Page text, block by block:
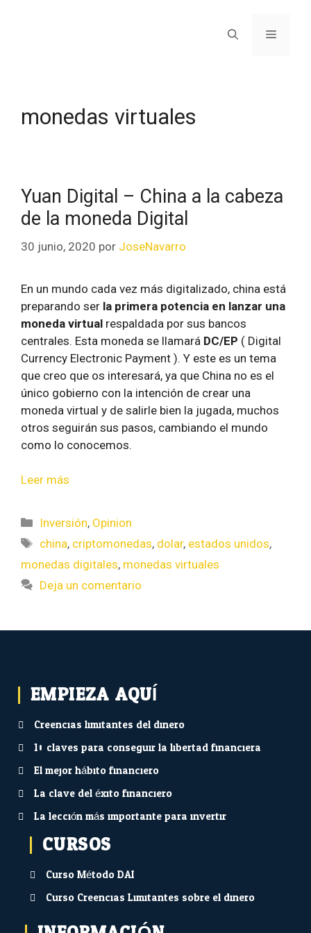
monedas virtuales
Yuan Digital – China a la cabeza
de la moneda Digital
30 junio, 2020 por JoseNavarro
En un mundo cada vez más digitalizado, china está
preparando ser la primera potencia en lanzar una
moneda virtual respaldada por sus bancos
centrales. Esta moneda se llamará DC/EP ( Digital
Currency Electronic Payment ). Y este es un tema
que creo que os interesará, ya que China no es el
único gobierno con la intención de crear una
moneda virtual y de salirle bien la jugada, muchos
otros seguirán sus pasos, cambiando el mundo
como lo conocemos.
Leer más
Inversión, Opinion
china, criptomonedas, dolar, estados unidos,
monedas digitales, monedas virtuales
Deja un comentario
EMPIEZA AQUÍ...
Creencias limitantes del dinero
10 claves para conseguir la libertad financiera
El mejor hábito financiero
La clave del éxito financiero
La lección más importante para invertir
CURSOS
Curso Método DAI
Curso Creencias Limitantes sobre el dinero